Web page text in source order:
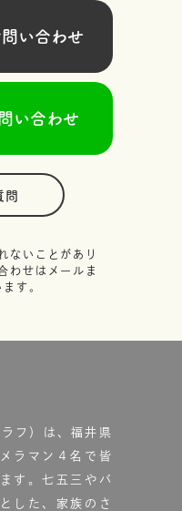
い合わせ
合わせ
問
ないことがあり
わせはメールま
す。
フ）は、福井県
ラマン４名で皆
す。七五三やバ
した、家族のさ